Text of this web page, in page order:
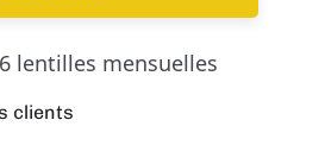
lentilles mensuelles
clients